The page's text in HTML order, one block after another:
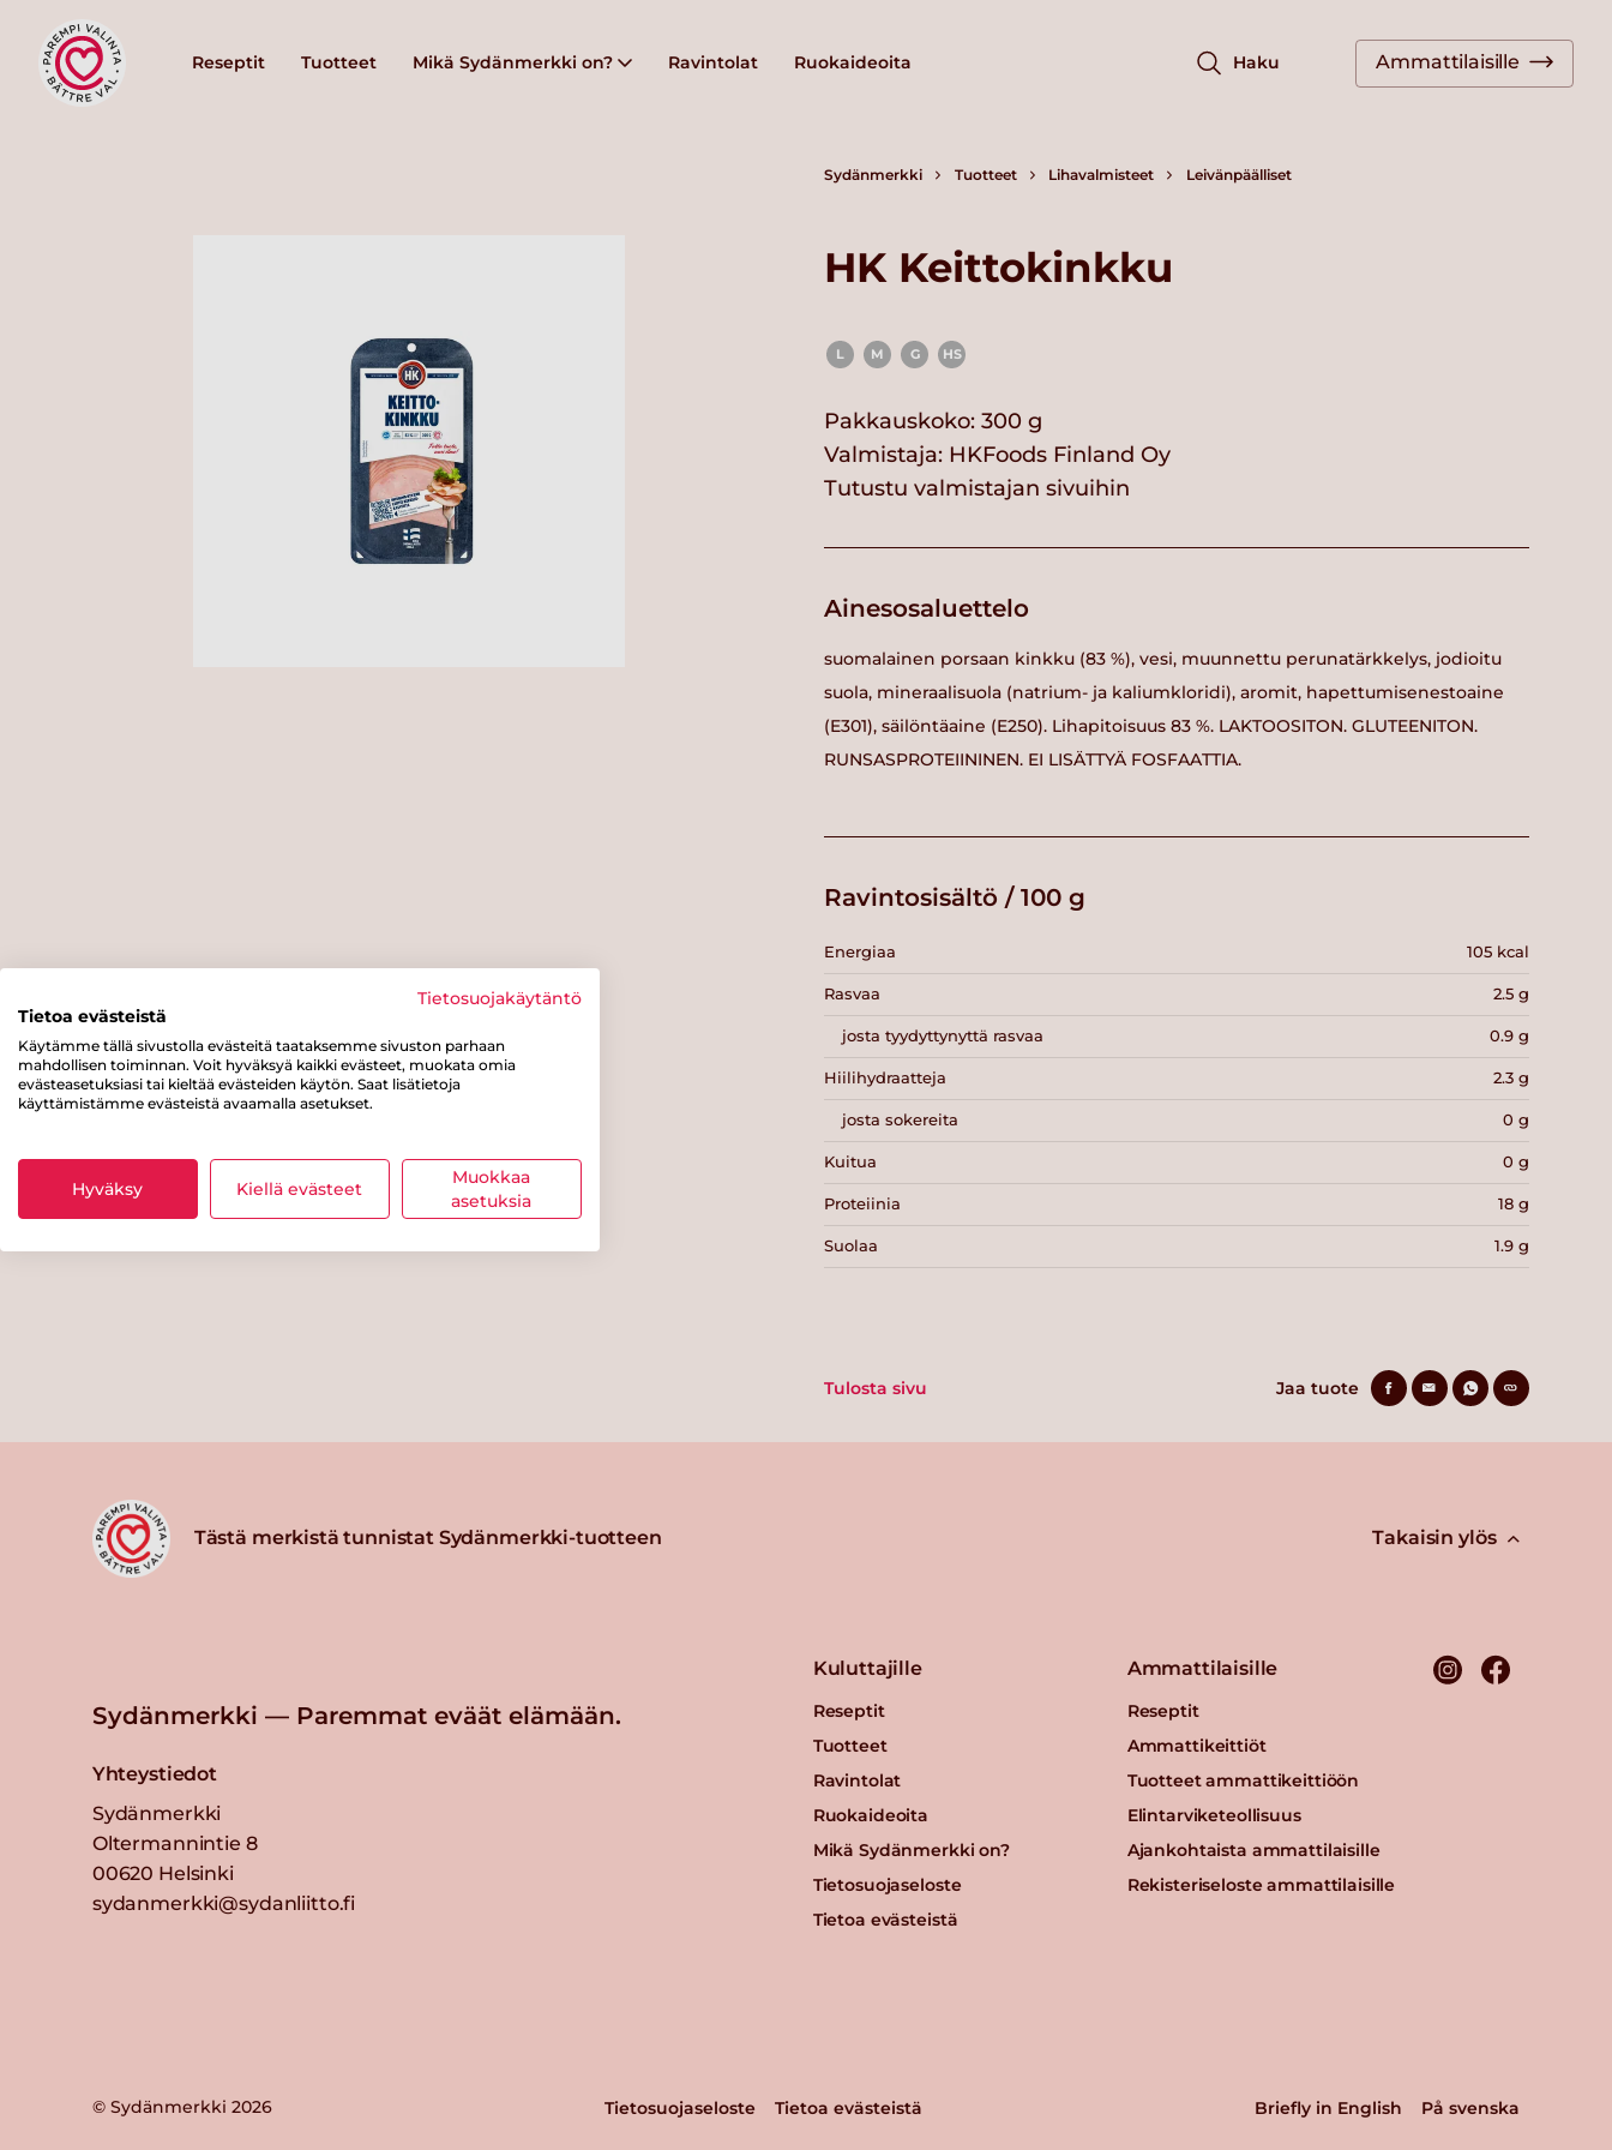
Reseptit Tuotteet Mikä Sydänmerkki on? Ravintolat Ruokaideoita Haku Ammattilaisille
Sydänmerkki Tuotteet Lihavalmisteet Leivänpäälliset
HK Keittokinkku
L M G HS
Pakkauskoko: 300 g
Valmistaja: HKFoods Finland Oy
Tutustu valmistajan sivuihin
Ainesosaluettelo
suomalainen porsaan kinkku (83 %), vesi, muunnettu perunatärkkelys, jodioitu
suola, mineraalisuola (natrium- ja kaliumkloridi), aromit, hapettumisenestoaine
(E301), säilöntäaine (E250). Lihapitoisuus 83 %. LAKTOOSITON. GLUTEENITON.
RUNSASPROTEIININEN. EI LISÄTTYÄ FOSFAATTIA.
Ravintosisältö / 100 g
Energiaa 105 kcal
Rasvaa 2.5 g
josta tyydyttynyttä rasvaa 0.9 g
Hiilihydraatteja 2.3 g
josta sokereita 0 g
Kuitua 0 g
Proteiinia 18 g
Suolaa 1.9 g
Tulosta sivu Jaa tuote
Tästä merkistä tunnistat Sydänmerkki-tuotteen Takaisin ylös
Sydänmerkki — Paremmat eväät elämään.
Yhteystiedot
Sydänmerkki
Oltermannintie 8
00620 Helsinki
sydanmerkki@sydanliitto.fi
Kuluttajille
Reseptit
Tuotteet
Ravintolat
Ruokaideoita
Mikä Sydänmerkki on?
Tietosuojaseloste
Tietoa evästeistä
Ammattilaisille
Reseptit
Ammattikeittiöt
Tuotteet ammattikeittiöön
Elintarviketeollisuus
Ajankohtaista ammattilaisille
Rekisteriseloste ammattilaisille
© Sydänmerkki 2026 Tietosuojaseloste Tietoa evästeistä Briefly in English På svenska
Tietosuojakäytäntö
Tietoa evästeistä
Käytämme tällä sivustolla evästeitä taataksemme sivuston parhaan
mahdollisen toiminnan. Voit hyväksyä kaikki evästeet, muokata omia
evästeasetuksiasi tai kieltää evästeiden käytön. Saat lisätietoja
käyttämistämme evästeistä avaamalla asetukset.
Hyväksy Kiellä evästeet
Muokkaa
asetuksia